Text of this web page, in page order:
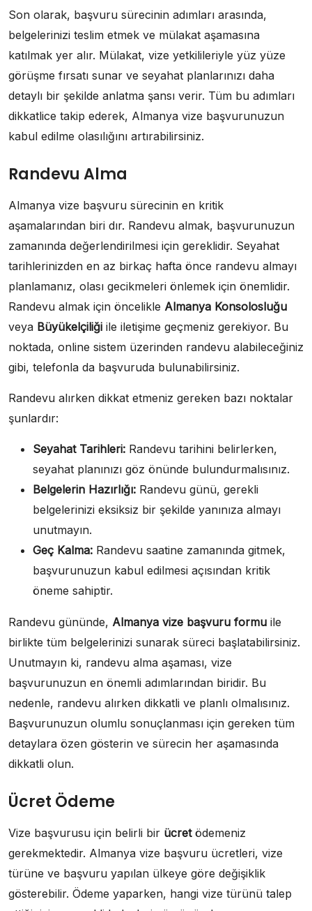
Son olarak, başvuru sürecinin adımları arasında,
belgelerinizi teslim etmek ve mülakat aşamasına
katılmak yer alır. Mülakat, vize yetkilileriyle yüz yüze
görüşme fırsatı sunar ve seyahat planlarınızı daha
detaylı bir şekilde anlatma şansı verir. Tüm bu adımları
dikkatlice takip ederek, Almanya vize başvurunuzun
kabul edilme olasılığını artırabilirsiniz.
Randevu Alma
Almanya vize başvuru sürecinin en kritik
aşamalarından biri dır. Randevu almak, başvurunuzun
zamanında değerlendirilmesi için gereklidir. Seyahat
tarihlerinizden en az birkaç hafta önce randevu almayı
planlamanız, olası gecikmeleri önlemek için önemlidir.
Randevu almak için öncelikle Almanya Konsolosluğu
veya Büyükelçiliği ile iletişime geçmeniz gerekiyor. Bu
noktada, online sistem üzerinden randevu alabileceğiniz
gibi, telefonla da başvuruda bulunabilirsiniz.
Randevu alırken dikkat etmeniz gereken bazı noktalar
şunlardır:
Seyahat Tarihleri: Randevu tarihini belirlerken,
seyahat planınızı göz önünde bulundurmalısınız.
Belgelerin Hazırlığı: Randevu günü, gerekli
belgelerinizi eksiksiz bir şekilde yanınıza almayı
unutmayın.
Geç Kalma: Randevu saatine zamanında gitmek,
başvurunuzun kabul edilmesi açısından kritik
öneme sahiptir.
Randevu gününde, Almanya vize başvuru formu ile
birlikte tüm belgelerinizi sunarak süreci başlatabilirsiniz.
Unutmayın ki, randevu alma aşaması, vize
başvurunuzun en önemli adımlarından biridir. Bu
nedenle, randevu alırken dikkatli ve planlı olmalısınız.
Başvurunuzun olumlu sonuçlanması için gereken tüm
detaylara özen gösterin ve sürecin her aşamasında
dikkatli olun.
Ücret Ödeme
Vize başvurusu için belirli bir ücretödemeniz
gerekmektedir. Almanya vize başvuru ücretleri, vize
türüne ve başvuru yapılan ülkeye göre değişiklik
gösterebilir. Ödeme yaparken, hangi vize türünü talep